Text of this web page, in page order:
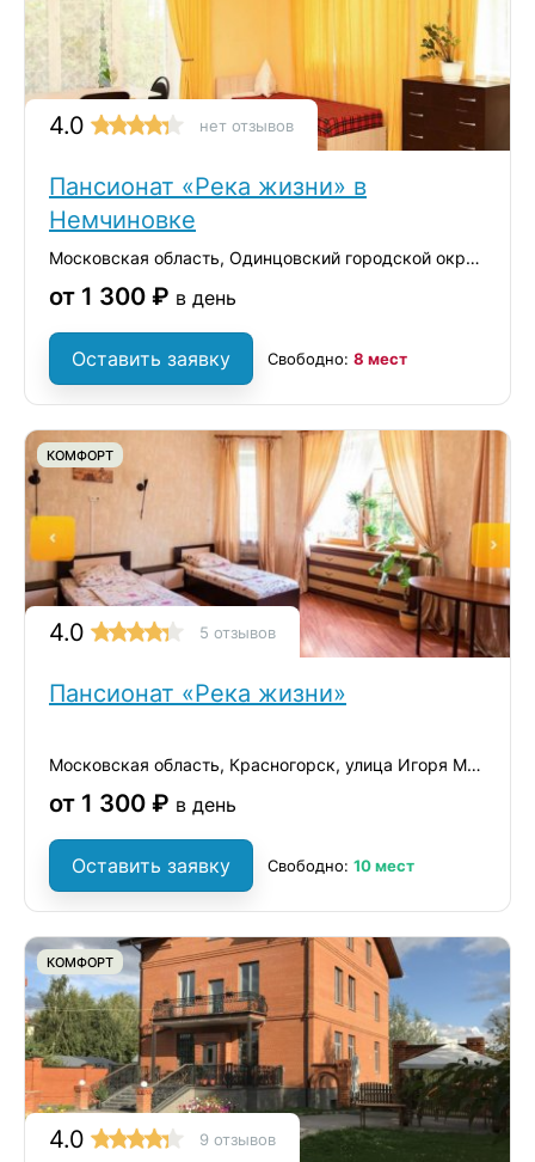
4.0 нет отзывов
Пансионат «Река жизни» в
Немчиновке
Московская область, Одинцовский городской округ, село Немчиновка, Ольховая улица, 18
от 1 300 ₽ в день
Оставить заявку Свободно: 8 мест
КОМФОРТ
4.0 5 отзывов
Пансионат «Река жизни»
Московская область, Красногорск, улица Игоря Мерлушкина, 1
от 1 300 ₽ в день
Оставить заявку Свободно: 10 мест
КОМФОРТ
4.0 9 отзывов